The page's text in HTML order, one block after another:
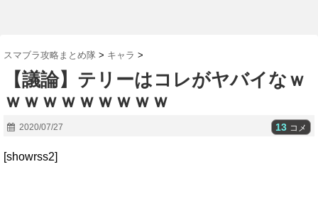
スマブラ攻略まとめ隊 > キャラ >
【議論】テリーはコレがヤバイなｗ
ｗｗｗｗｗｗｗｗｗ
2020/07/27 13 コメ
[showrss2]